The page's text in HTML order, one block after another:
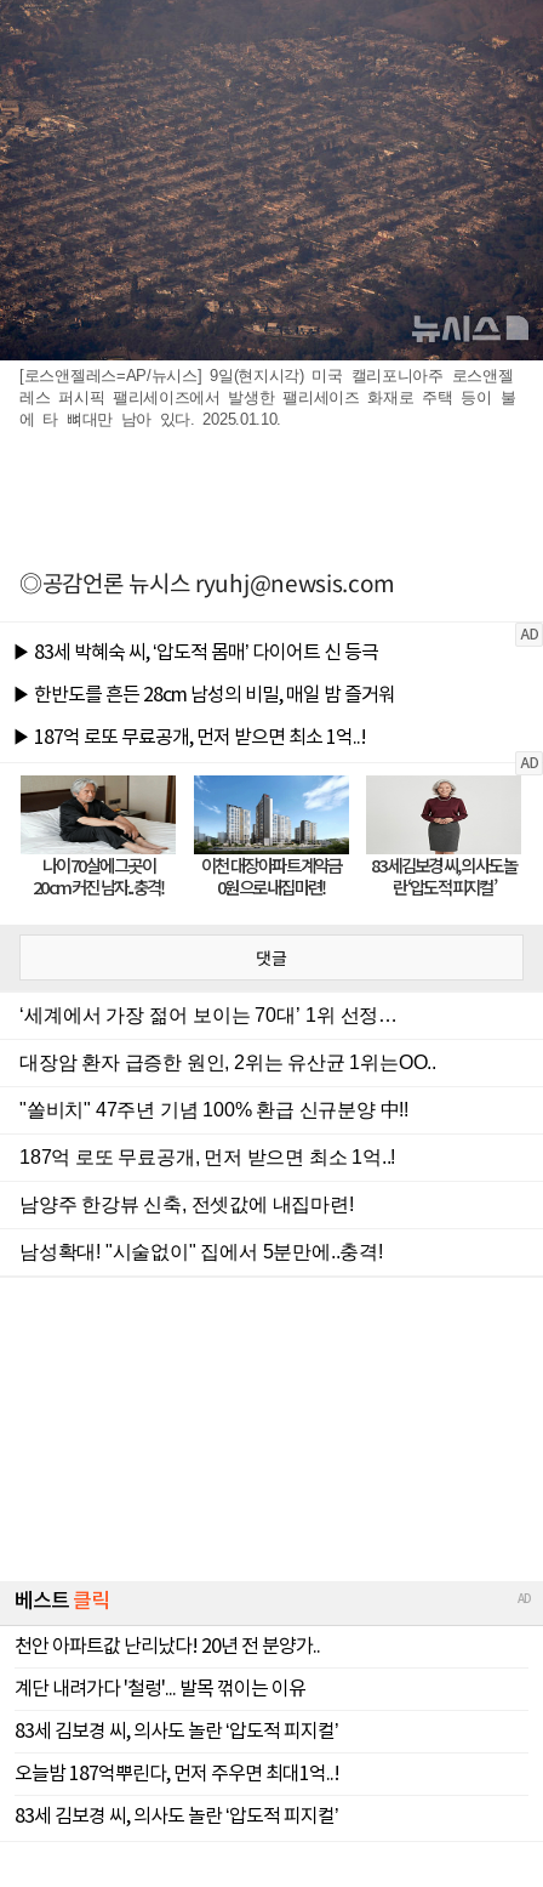
[로스앤젤레스=AP/뉴시스] 9일(현지시각) 미국 캘리포니아주 로스앤젤
레스 퍼시픽 팰리세이즈에서 발생한 팰리세이즈 화재로 주택 등이 불
에 타 뼈대만 남아 있다. 2025.01.10.
◎공감언론 뉴시스ryuhj@newsis.com
댓글